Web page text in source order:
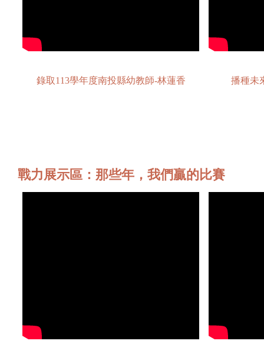
錄取113學年度南投縣幼教師-林蓮香 播種未
戰力展示區：那些年，我們贏的比賽